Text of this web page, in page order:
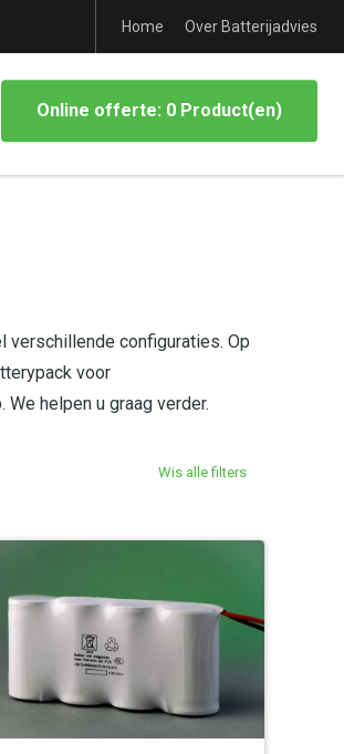
Home Over Batterijadvies
Online offerte: 0 Product(en)
verschillende configuraties. Op
voor
helpen u graag verder.
Wis alle filters